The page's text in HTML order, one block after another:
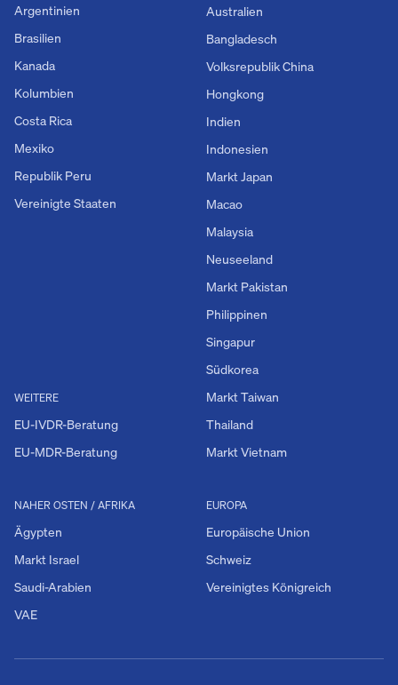
Argentinien
Brasilien
Kanada
Kolumbien
Costa Rica
Mexiko
Republik Peru
Vereinigte Staaten
WEITERE
EU-IVDR-Beratung
EU-MDR-Beratung
EUROPA
Europäische Union
Schweiz
Vereinigtes Königreich
NAHER OSTEN / AFRIKA
Ägypten
Markt Israel
Saudi-Arabien
VAE
Australien
Bangladesch
Volksrepublik China
Hongkong
Indien
Indonesien
Markt Japan
Macao
Malaysia
Neuseeland
Markt Pakistan
Philippinen
Singapur
Südkorea
Markt Taiwan
Thailand
Markt Vietnam